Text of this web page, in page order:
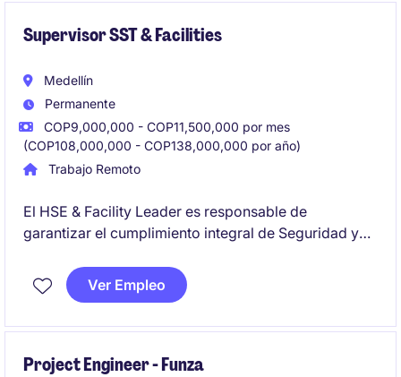
Supervisor SST & Facilities
Medellín
Permanente
COP9,000,000 - COP11,500,000 por mes
(COP108,000,000 - COP138,000,000 por año)
Trabajo Remoto
El HSE & Facility Leader es responsable de
garantizar el cumplimiento integral de Seguridad y
riesgos, el bienestar de los colaboradores y el
cumplimiento de la normativa legal vigente. Lidera la
instalaciones para brindar espacios de trabajo
Ver Empleo
Project Engineer - Funza